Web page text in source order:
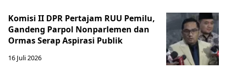
Komisi II DPR Pertajam RUU Pemilu,
Gandeng Parpol Nonparlemen dan
Ormas Serap Aspirasi Publik
16 Juli 2026